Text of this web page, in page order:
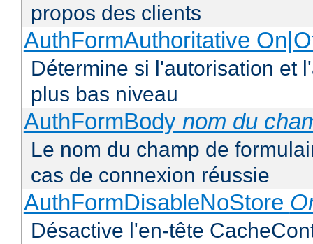
propos des clients
AuthFormAuthoritative
Détermine si l'autorisation et
plus bas niveau
AuthFormBody nom du
Le nom du champ de
cas de connexion réussie
AuthFormDisableNoStore
Désactive l'en-tête